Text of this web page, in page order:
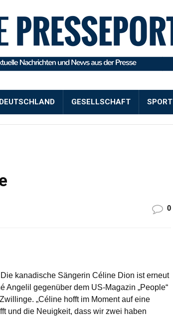
DEUTSCHLAND GESELLSCHAFT SPORT
0
kanadische Sängerin Céline Dion ist erneut
Angelil gegenüber dem US-Magazin „People“
„Céline hofft im Moment auf eine
und die Neuigkeit, dass wir zwei haben